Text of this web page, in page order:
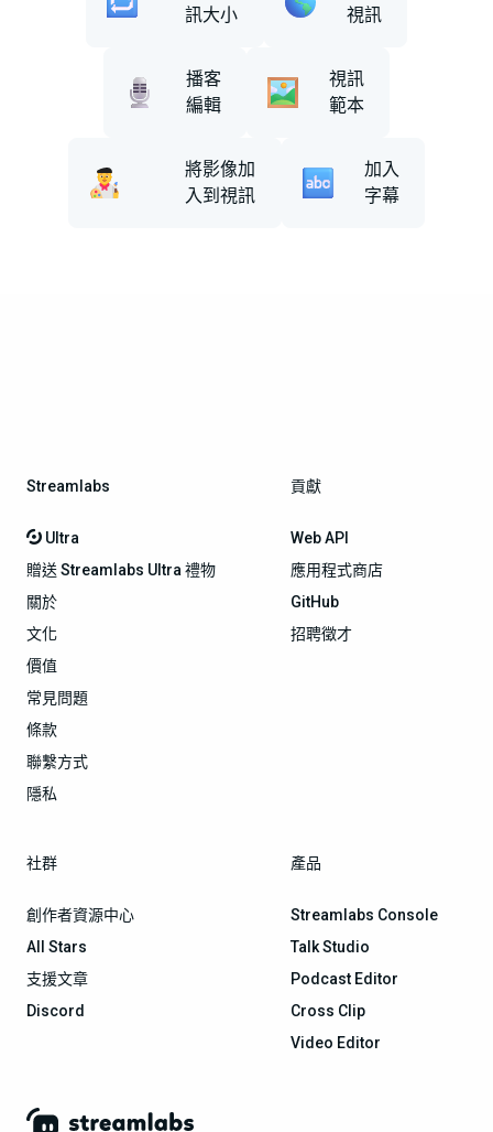
訊大小
視訊
播客
編輯
視訊
範本
將影像加
入到視訊
加入
字幕
Streamlabs
Ultra
贈送 Streamlabs Ultra 禮物
關於
文化
價值
常見問題
條款
聯繫方式
隱私
貢獻
Web API
應用程式商店
GitHub
招聘徵才
社群
創作者資源中心
All Stars
支援文章
Discord
產品
Streamlabs Console
Talk Studio
Podcast Editor
Cross Clip
Video Editor